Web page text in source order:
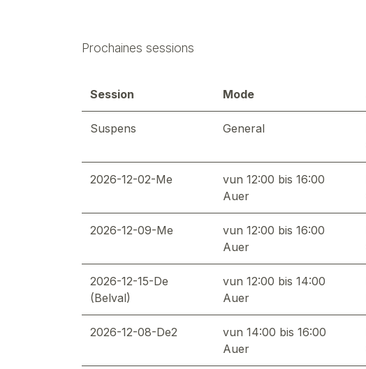
Prochaines sessions
Session Mode
Suspens General
2026-12-02-Me
vun 12:00 bis 16:00
Auer
2026-12-09-Me
vun 12:00 bis 16:00
Auer
2026-12-15-De
(Belval)
vun 12:00 bis 14:00
Auer
2026-12-08-De2
vun 14:00 bis 16:00
Auer